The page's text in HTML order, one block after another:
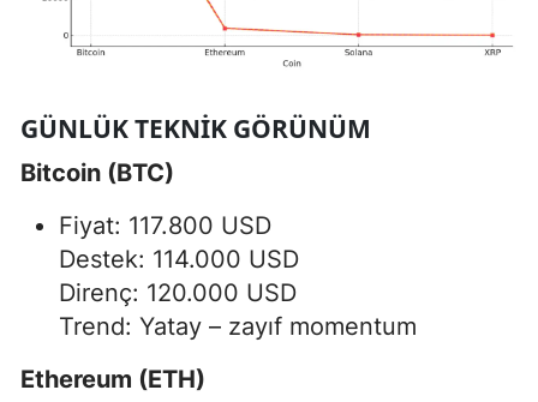
GÜNLÜK TEKNIK GÖRÜNÜM
Bitcoin (BTC)
Fiyat: 117.800 USD
Destek: 114.000 USD
Direnç: 120.000 USD
Trend: Yatay – zayıf momentum
Ethereum (ETH)